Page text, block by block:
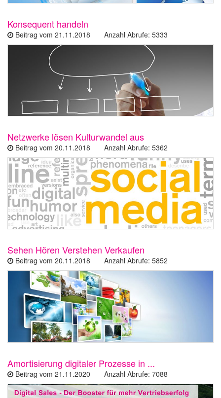
Konsequent handeln
Beitrag vom 21.11.2018 Anzahl Abrufe: 5333
Netzwerke lösen Kulturwandel aus
Beitrag vom 20.11.2018 Anzahl Abrufe: 5362
Sehen Hören Verstehen Verkaufen
Beitrag vom 20.11.2018 Anzahl Abrufe: 5852
Amortisierung digitaler Prozesse in ...
Beitrag vom 21.11.2020 Anzahl Abrufe: 7088